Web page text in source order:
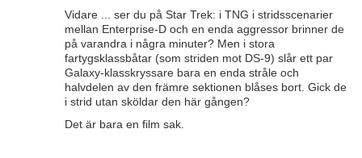
Vidare ... ser du på Star Trek: i TNG i stridsscenarier
mellan Enterprise-D och en enda aggressor brinner de
på varandra i några minuter? Men i stora
fartygsklassbåtar (som striden mot DS-9) slår ett par
Galaxy-klasskryssare bara en enda stråle och
halvdelen av den främre sektionen blåses bort. Gick de
i strid utan sköldar den här gången?
Det är bara en film sak.